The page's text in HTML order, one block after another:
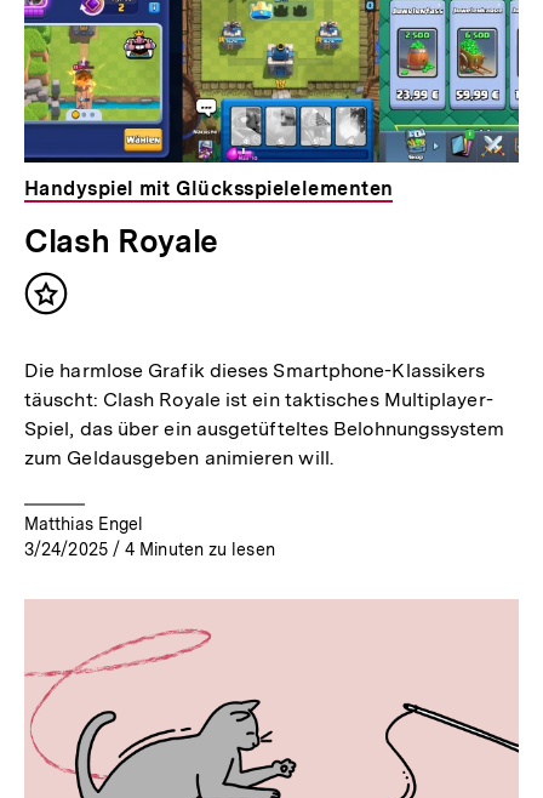
Handyspiel mit Glücksspielelementen
Clash Royale
Inhalt
Die harmlose Grafik dieses Smartphone-Klassikers
täuscht: Clash Royale ist ein taktisches Multiplayer-
Spiel, das über ein ausgetüfteltes Belohnungssystem
zum Geldausgeben animieren will.
Matthias Engel
3/24/2025 / 4 Minuten zu lesen